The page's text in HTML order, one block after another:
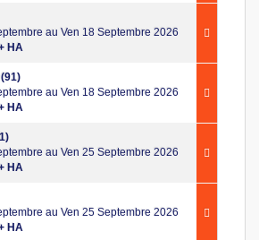
au Ven 18 Septembre 2026
HA
au Ven 18 Septembre 2026
HA
au Ven 25 Septembre 2026
HA
au Ven 25 Septembre 2026
HA